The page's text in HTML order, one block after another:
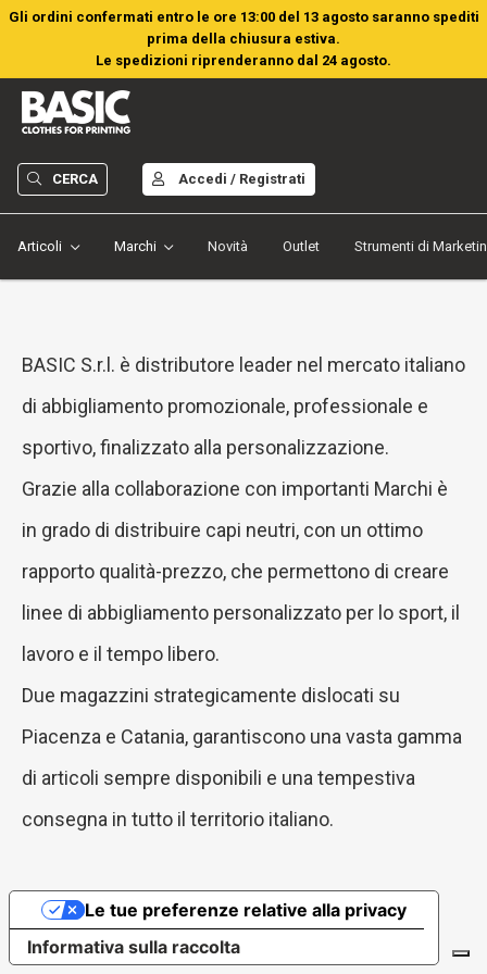
Gli ordini confermati entro le ore 13:00 del 13 agosto saranno spediti
prima della chiusura estiva.
Le spedizioni riprenderanno dal 24 agosto.
Articoli Marchi Novità Outlet Strumenti di
CERCA Accedi / Registrati
BASIC S.r.l. è distributore leader nel mercato italiano
di abbigliamento promozionale, professionale e
sportivo, finalizzato alla personalizzazione.
Grazie alla collaborazione con importanti Marchi è
in grado di distribuire capi neutri, con un ottimo
rapporto qualità-prezzo, che permettono di creare
linee di abbigliamento personalizzato per lo sport, il
lavoro e il tempo libero.
Due magazzini strategicamente dislocati su
Piacenza e Catania, garantiscono una vasta gamma
di articoli sempre disponibili e una tempestiva
consegna in tutto il territorio italiano.
Informativa sulla raccolta
Le tue preferenze relative alla privacy